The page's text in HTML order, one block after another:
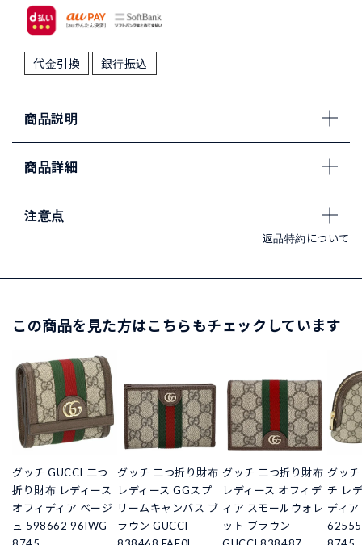
代金引換
返品特約について
グッチ GUCCI 二つ
オフィディア ベージ
ュ 598662 96IWG
8745
¥95,700
グッチ 二つ折り財布
リームキャンバス ブ
ラウン GUCCI
838468 FAE0L
9746
グッチ 二つ折り財布
ィア スモールウォレ
ット ブラウン
GUCCI 838487
FAE0L 9746
グッ
ディ
8745